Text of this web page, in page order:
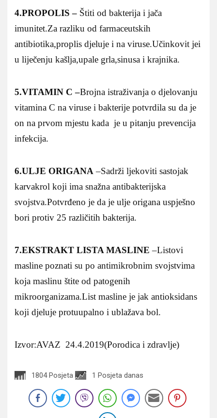
4.PROPOLIS – Štiti od bakterija i jača
imunitet.Za razliku od farmaceutskih
antibiotika,proplis djeluje i na viruse.Učinkovit jei
u liječenju kašlja,upale grla,sinusa i krajnika.
5.VITAMIN C –Brojna istraživanja o djelovanju
vitamina C na viruse i bakterije potvrdila su da je
on na prvom mjestu kada je u pitanju prevencija
infekcija.
6.ULJE ORIGANA –Sadrži ljekoviti sastojak
karvakrol koji ima snažna antibakterijska
svojstva.Potvrđeno je da je ulje origana uspješno
bori protiv 25 različitih bakterija.
7.EKSTRAKT LISTA MASLINE –Listovi
masline poznati su po antimikrobnim svojstvima
koja maslinu štite od patogenih
mikroorganizama.List masline je jak antioksidans
koji djeluje protuupalno i ublažava bol.
Izvor:AVAZ 24.4.2019(Porodica i zdravlje)
1804 Posjeta 1 Posjeta danas